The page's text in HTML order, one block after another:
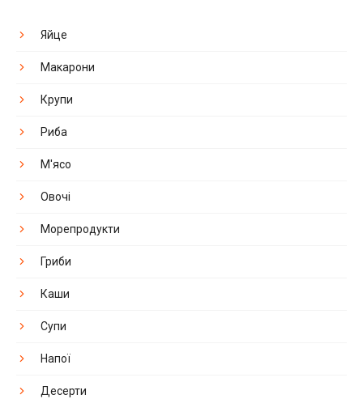
Яйце
Макарони
Крупи
Риба
М'ясо
Овочі
Морепродукти
Гриби
Каши
Супи
Напої
Десерти